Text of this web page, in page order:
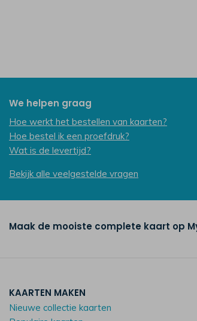
We helpen graag
Hoe werkt het bestellen van kaarten?
Hoe bestel ik een proefdruk?
Wat is de levertijd?
Bekijk alle veelgestelde vragen
Maak de mooiste complete kaart op
KAARTEN MAKEN
Nieuwe collectie kaarten